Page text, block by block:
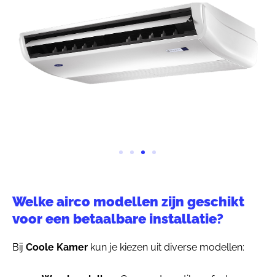
Welke airco modellen zijn geschikt
voor een betaalbare installatie?
Bij Coole Kamer kun je kiezen uit diverse modellen: